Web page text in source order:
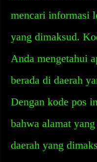
mencari informasi
yang dimaksud.
Anda mengetahui
berada di daerah
Dengan kode pos
bahwa alamat
daerah yang